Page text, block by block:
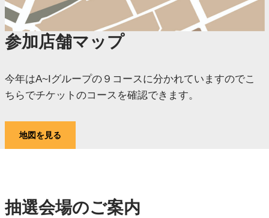
参加店舗マップ
今年はA~Iグループの９コースに分かれていますのでこ
ちらでチケットのコースを確認できます。
地図を見る
抽選会場のご案内